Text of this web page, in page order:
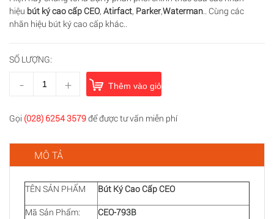
hiệu bút ký cao cấp CEO, Atirfact, Parker,Waterman.. Cùng các
nhãn hiệu bút ký cao cấp khác..
SỐ LƯỢNG:
- + Thêm vào giỏ hàng
Gọi (028) 6254 3579để được tư vấn miễn phí
MÔ TẢ
TÊN SẢN PHẨM
Bút Ký Cao Cấp CEO
Mã Sản Phẩm:
CEO-793B